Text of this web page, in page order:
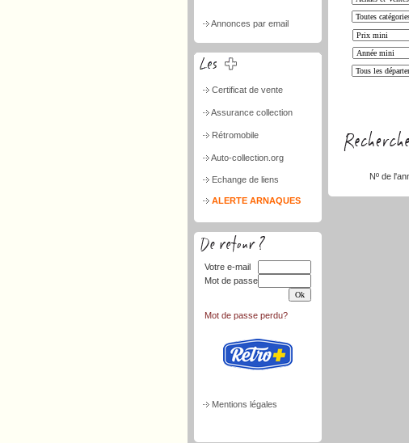
Annonces par email
Certificat de vente
Assurance collection
Rétromobile
Auto-collection.org
Echange de liens
ALERTE ARNAQUES
Votre e-mail
Mot de passe
Mot de passe perdu?
Mentions légales
Nº de